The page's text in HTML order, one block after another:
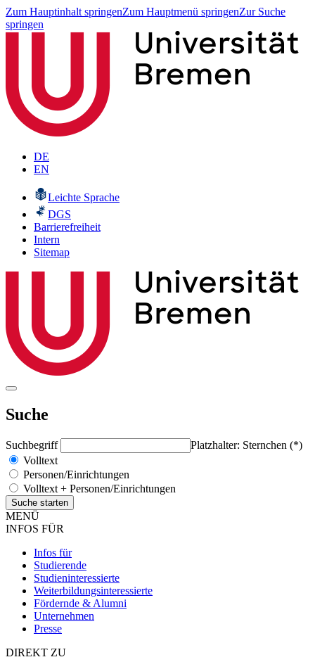
Zum Hauptinhalt springenZum Hauptmenü springenZur Suche
springen
DE
EN
Leichte Sprache
DGS
Barrierefreiheit
Intern
Sitemap
Suche
Suchbegriff
Platzhalter: Sternchen (*)
Volltext
Personen/Einrichtungen
Volltext + Personen/Einrichtungen
MENÜ
INFOS FÜR
Infos für
Studierende
Studieninteressierte
Weiterbildungsinteressierte
Fördernde & Alumni
Unternehmen
Presse
DIREKT ZU